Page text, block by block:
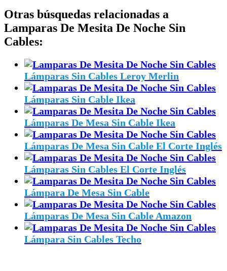
Otras búsquedas relacionadas a
Lamparas De Mesita De Noche Sin
Cables:
Lámparas Sin Cables Leroy Merlin
Lámparas Sin Cable Ikea
Lámparas De Mesa Sin Cable Ikea
Lámparas De Mesa Sin Cable El Corte Inglés
Lámparas Sin Cables El Corte Inglés
Lámpara De Mesa Sin Cable
Lámparas De Mesa Sin Cable Amazon
Lámpara Sin Cables Techo